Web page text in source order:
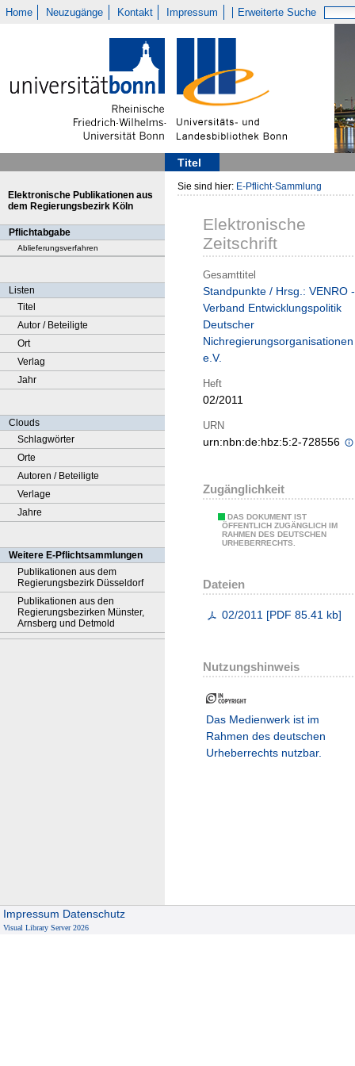
Home Neuzugänge Kontakt Impressum Erweiterte Suche
Titel
Elektronische Publikationen aus
dem Regierungsbezirk Köln
Pflichtabgabe
Ablieferungsverfahren
Listen
Titel
Autor / Beteiligte
Ort
Verlag
Jahr
Clouds
Schlagwörter
Orte
Autoren / Beteiligte
Verlage
Jahre
Weitere E-Pflichtsammlungen
Publikationen aus dem
Regierungsbezirk Düsseldorf
Publikationen aus den
Regierungsbezirken Münster,
Arnsberg und Detmold
Sie sind hier: E-Pflicht-Sammlung
Elektronische
Zeitschrift
Gesamttitel
Standpunkte / Hrsg.: VENRO -
Verband Entwicklungspolitik
Deutscher
Nichregierungsorganisationen
e.V.
Heft
02/2011
URN
urn:nbn:de:hbz:5:2-728556
Zugänglichkeit
DAS DOKUMENT IST
ÖFFENTLICH ZUGÄNGLICH IM
RAHMEN DES DEUTSCHEN
URHEBERRECHTS.
Dateien
02/2011 [PDF 85.41 kb]
Nutzungshinweis
Das Medienwerk ist im
Rahmen des deutschen
Urheberrechts nutzbar.
Impressum Datenschutz
Visual Library Server 2026